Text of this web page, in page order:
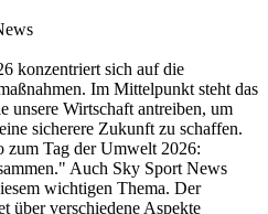
konzentriert sich auf die
Im Mittelpunkt steht das
unsere Wirtschaft antreiben, um
sicherere Zukunft zu schaffen.
zum Tag der Umwelt 2026:
Auch Sky Sport News
wichtigen Thema. Der
über verschiedene Aspekte